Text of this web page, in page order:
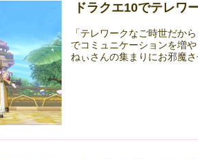
ドラクエ10でテレワ
「テレワークなご時世だか
でコミュニケーションを増
ねぃさんの集まりにお邪魔